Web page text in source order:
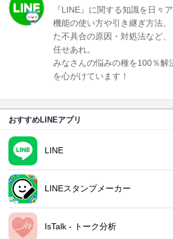
『LINE』に関する知識を日々
機能の使い方や引き継ぎ方法
た不具合の原因・対処法など
任せあれ。
みなさんの悩みの種を100％解
を心がけています！
おすすめLINEアプリ
LINE
LINEスタンプメーカー
IsTalk - トーク分析